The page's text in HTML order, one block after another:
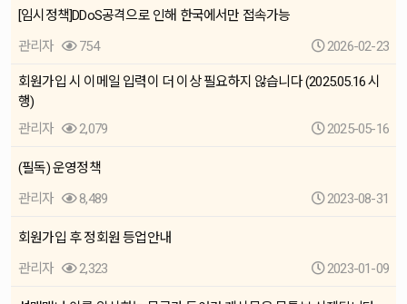
[임시정책]DDoS공격으로 인해 한국에서만 접속가능
관리자
754 2026-02-23
회원가입 시 이메일 입력이 더 이상 필요하지 않습니다 (2025.05.16 시
행)
관리자
2,079 2025-05-16
(필독) 운영정책
관리자
8,489 2023-08-31
회원가입 후 정회원 등업안내
관리자
2,323 2023-01-09